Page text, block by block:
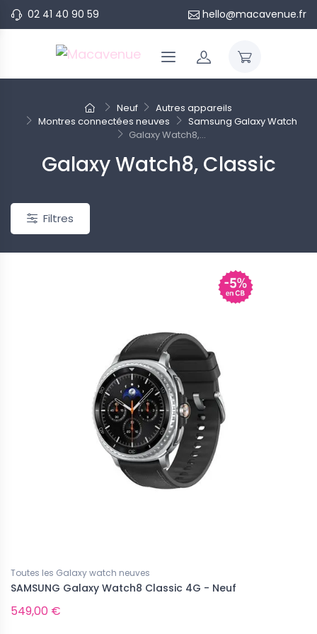
02 41 40 90 59 hello@macavenue.fr
Neuf
Autres appareils
Montres connectées neuves
Samsung Galaxy Watch
Galaxy Watch8,...
Galaxy Watch8, Classic
pour le moment...
Samsung Galaxy neufs
Galaxy Z Fold8 - Neuf
Nouveau
Indisponible pour le moment...
Tous les Samsung Galaxy neufs
Filtres
Toutes les Galaxy watch neuves
SAMSUNG Galaxy Watch8 Classic 4G - Neuf
549,00 €